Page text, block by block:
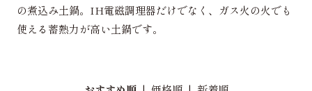
の煮込み土鍋。IH電磁調理器だけでなく、ガス火の火でも
使える蓄熱力が高い土鍋です。